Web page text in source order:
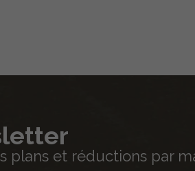
plans et réductions par